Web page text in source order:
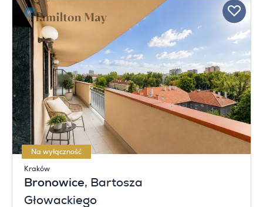
Na wyłączność
Kraków
Bronowice, Bartosza
Głowackiego